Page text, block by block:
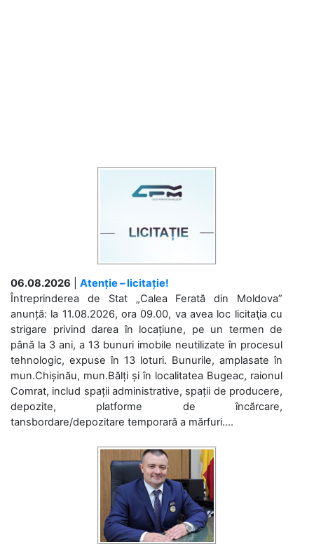
06.08.2026
Atenție – licitație!
Întreprinderea de Stat „Calea Ferată din Moldova”
anunță: la 11.08.2026, ora 09.00, va avea loc licitaţia cu
strigare privind darea în locațiune, pe un termen de
până la 3 ani, a 13 bunuri imobile neutilizate în procesul
tehnologic, expuse în 13 loturi. Bunurile, amplasate în
mun.Chișinău, mun.Bălți și în localitatea Bugeac, raionul
Comrat, includ spații administrative, spații de producere,
depozite, platforme de încărcare,
tansbordare/depozitare temporară a mărfuri....